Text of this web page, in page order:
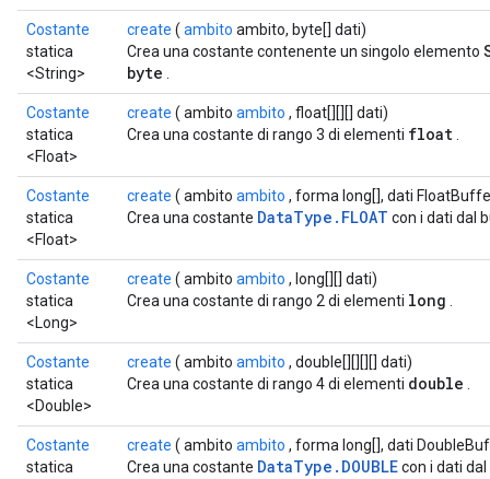
Costante
statica
<String>
create ( ambito ambito, byte[] dati)
Crea una costante contenente un singolo elemento
byte
Costante
statica
<Float>
create ( ambito ambito , float[][][] dati)
Crea una costante di rango 3 di elementi float
Costante
statica
<Float>
create ( ambito ambito , forma long[], dati
Crea una costante DataType.FLOAT con i dati dal
Costante
statica
<Long>
create ( ambito ambito , long[][] dati)
Crea una costante di rango 2 di elementi long
Costante
statica
<Double>
create ( ambito ambito , double[][][][] dati)
Crea una costante di rango 4 di elementi double
Costante
statica
create ( ambito ambito , forma long[], dati
Crea una costante DataType.DOUBLEcon i dati